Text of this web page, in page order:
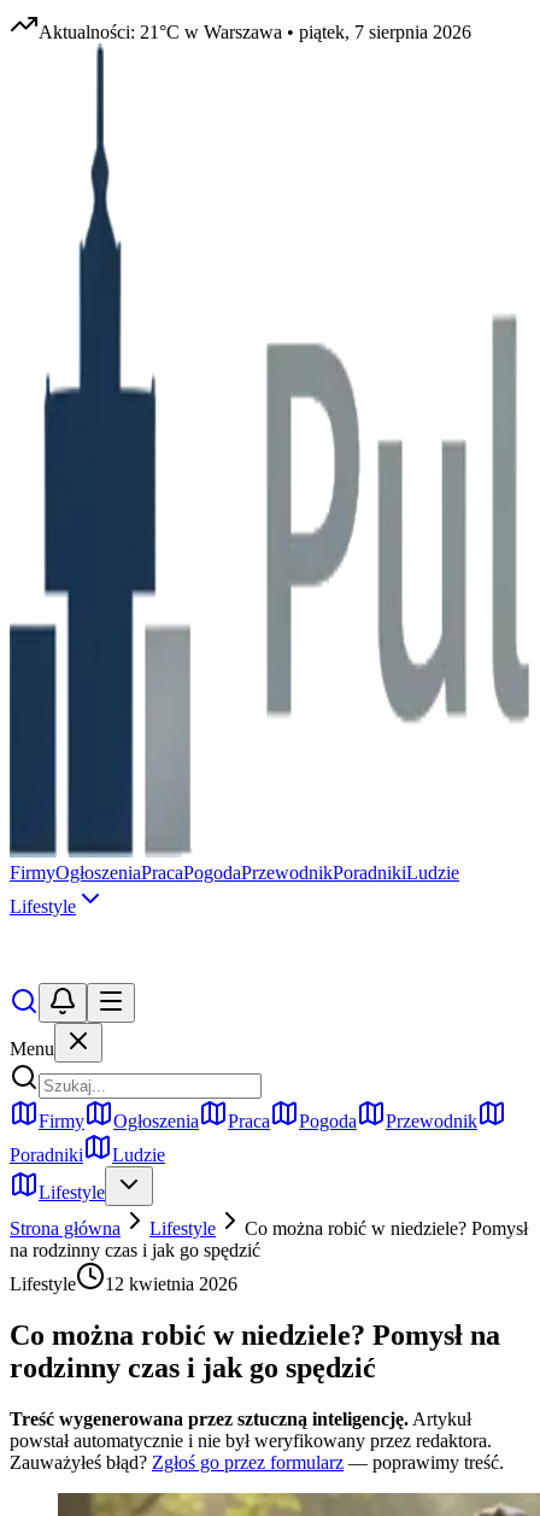
Aktualności: 21°C w Warszawa • piątek, 7 sierpnia 2026
FirmyOgłoszeniaPracaPogodaPrzewodnikPoradnikiLudzie
Lifestyle
Menu
Firmy Ogłoszenia Praca Pogoda
Przewodnik
Poradniki
Ludzie
Lifestyle
Strona główna
Lifestyle
Co można robić w niedziele? Pomysł
na rodzinny czas i jak go spędzić
Lifestyle
12 kwietnia 2026
Co można robić w niedziele? Pomysł na
rodzinny czas i jak go spędzić
Treść wygenerowana przez sztuczną inteligencję. Artykuł
powstał automatycznie i nie był weryfikowany przez redaktora.
Zauważyłeś błąd? Zgłoś go przez formularz — poprawimy treść.